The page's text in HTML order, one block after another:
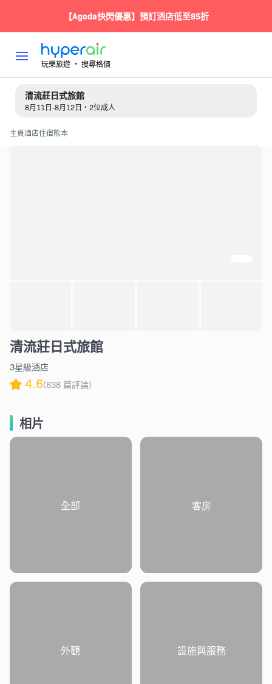
【Agoda快閃優惠】預訂酒店低至85折
玩樂旅遊 ‧ 搜尋格價
清流莊日式旅館
8月11日-8月12日・2位成人
主頁酒店住宿熊本
清流莊日式旅館
3星級酒店
4.6(638 篇評論)
相片
全部 客房
外觀 設施與服務